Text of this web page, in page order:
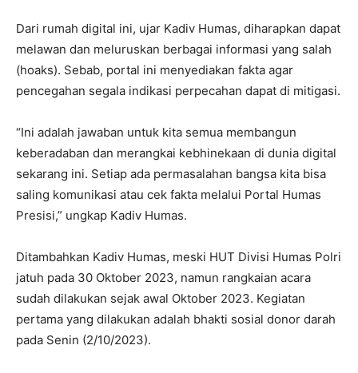
Dari rumah digital ini, ujar Kadiv Humas, diharapkan dapat
melawan dan meluruskan berbagai informasi yang salah
(hoaks). Sebab, portal ini menyediakan fakta agar
pencegahan segala indikasi perpecahan dapat di mitigasi.
“Ini adalah jawaban untuk kita semua membangun
keberadaban dan merangkai kebhinekaan di dunia digital
sekarang ini. Setiap ada permasalahan bangsa kita bisa
saling komunikasi atau cek fakta melalui Portal Humas
Presisi,” ungkap Kadiv Humas.
Ditambahkan Kadiv Humas, meski HUT Divisi Humas Polri
jatuh pada 30 Oktober 2023, namun rangkaian acara
sudah dilakukan sejak awal Oktober 2023. Kegiatan
pertama yang dilakukan adalah bhakti sosial donor darah
pada Senin (2/10/2023).